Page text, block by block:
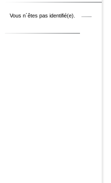
Vous n´êtes pas identifié(e).